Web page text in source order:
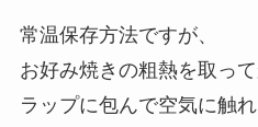
常温保存方法ですが、
お好み焼きの粗熱を取って
ラップに包んで空気に触